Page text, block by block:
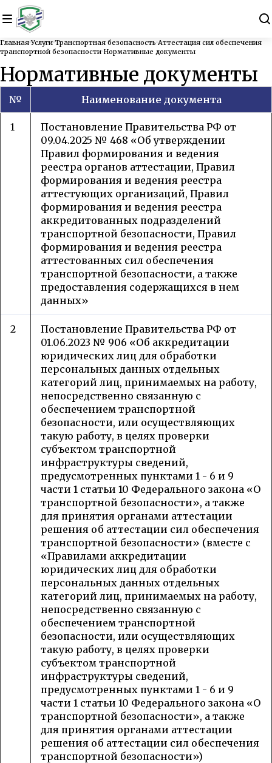
Главная Услуги Транспортная безопасность Аттестация сил обеспечения
транспортной безопасности Нормативные документы
Нормативные документы
№ Наименование документа
1
Постановление Правительства РФ от
09.04.2025 № 468 «Об утверждении
Правил формирования и ведения
реестра органов аттестации, Правил
формирования и ведения реестра
аттестующих организаций, Правил
формирования и ведения реестра
аккредитованных подразделений
транспортной безопасности, Правил
формирования и ведения реестра
аттестованных сил обеспечения
транспортной безопасности, а также
предоставления содержащихся в нем
данных»
2
Постановление Правительства РФ от
01.06.2023 № 906 «Об аккредитации
юридических лиц для обработки
персональных данных отдельных
категорий лиц, принимаемых на работу,
непосредственно связанную с
обеспечением транспортной
безопасности, или осуществляющих
такую работу, в целях проверки
субъектом транспортной
инфраструктуры сведений,
предусмотренных пунктами 1 - 6 и 9
части 1 статьи 10 Федерального закона «О
транспортной безопасности», а также
для принятия органами аттестации
решения об аттестации сил обеспечения
транспортной безопасности» (вместе с
«Правилами аккредитации
юридических лиц для обработки
персональных данных отдельных
категорий лиц, принимаемых на работу,
непосредственно связанную с
обеспечением транспортной
безопасности, или осуществляющих
такую работу, в целях проверки
субъектом транспортной
инфраструктуры сведений,
предусмотренных пунктами 1 - 6 и 9
части 1 статьи 10 Федерального закона «О
транспортной безопасности», а также
для принятия органами аттестации
решения об аттестации сил обеспечения
транспортной безопасности»)